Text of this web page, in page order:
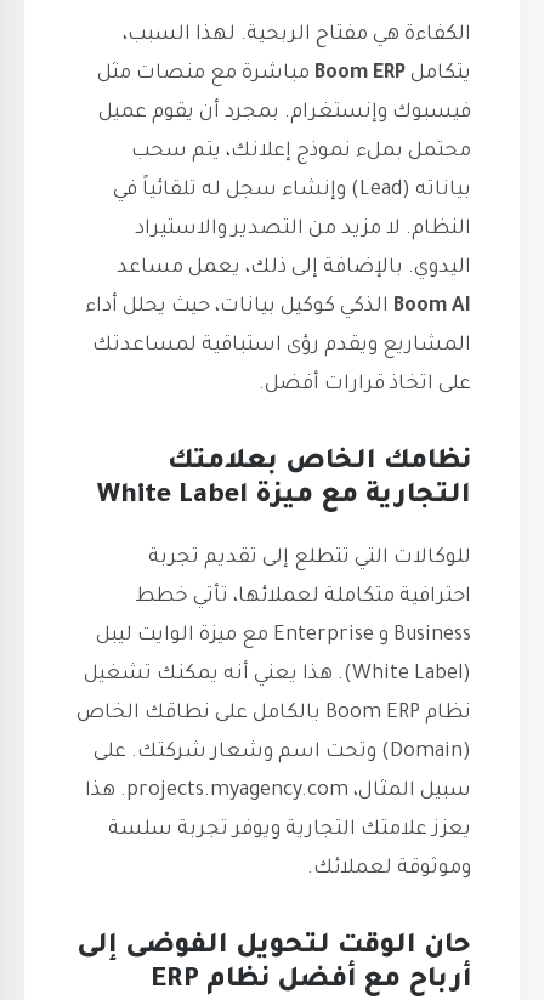
الكفاءة هي مفتاح الربحية. لهذا السبب،
يتكامل Boom ERP مباشرة مع منصات مثل
فيسبوك وإنستغرام. بمجرد أن يقوم عميل
محتمل بملء نموذج إعلانك، يتم سحب
بياناته (Lead) وإنشاء سجل له تلقائياً في
النظام. لا مزيد من التصدير والاستيراد
اليدوي. بالإضافة إلى ذلك، يعمل مساعد
Boom AI الذكي كوكيل بيانات، حيث يحلل أداء
المشاريع ويقدم رؤى استباقية لمساعدتك
على اتخاذ قرارات أفضل.
نظامك الخاص بعلامتك
التجارية مع ميزة White Label
للوكالات التي تتطلع إلى تقديم تجربة
احترافية متكاملة لعملائها، تأتي خطط
Business و Enterprise مع ميزة الوايت ليبل
(White Label). هذا يعني أنه يمكنك تشغيل
نظام Boom ERP بالكامل على نطاقك الخاص
(Domain) وتحت اسم وشعار شركتك. على
سبيل المثال، projects.myagency.com. هذا
يعزز علامتك التجارية ويوفر تجربة سلسة
وموثوقة لعملائك.
حان الوقت لتحويل الفوضى إلى
أرباح مع أفضل نظام ERP